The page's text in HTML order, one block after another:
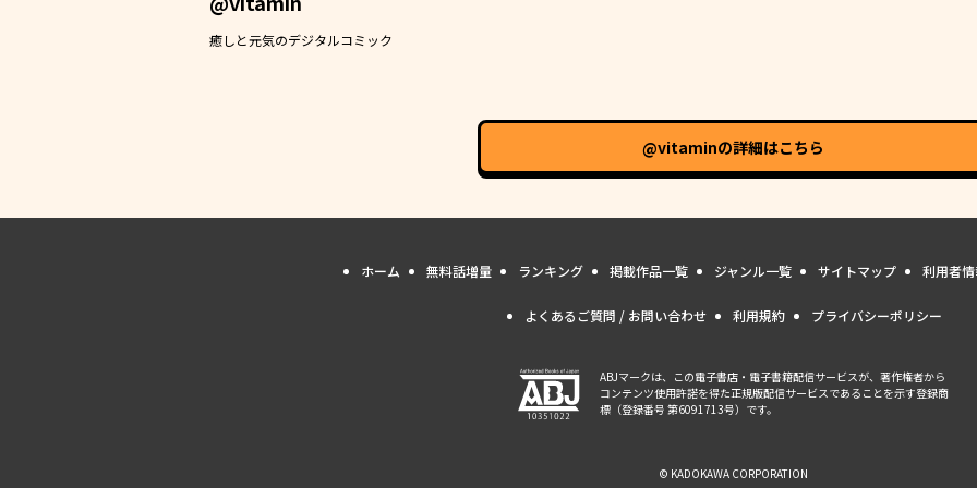
癒しと元気のデジタルコミック
@vitaminの詳細はこちら
ホーム 無料話増量 ランキング 掲載作品一覧 ジャンル一覧 サイトマップ 利用者
よくあるご質問 / お問い合わせ 利用規約 プライバシーポリシー
ABJマークは、この電子書店・電子書籍配信サービスが、著作権者から
コンテンツ使用許諾を得た正規版配信サービスであることを示す登録商
標（登録番号 第6091713号）です。
© KADOKAWA CORPORATION